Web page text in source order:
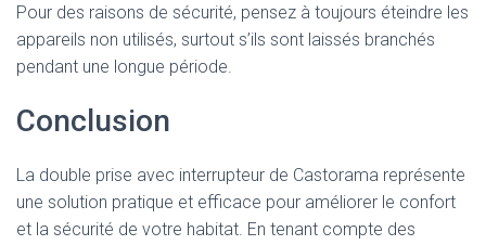
Pour des raisons de sécurité, pensez à toujours éteindre les
appareils non utilisés, surtout s’ils sont laissés branchés
pendant une longue période.
Conclusion
La double prise avec interrupteur de Castorama représente
une solution pratique et efficace pour améliorer le confort
et la sécurité de votre habitat. En tenant compte des